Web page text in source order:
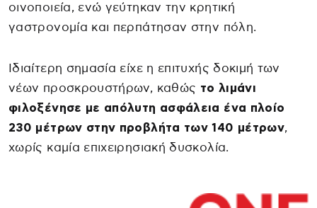
οινοποιεία, ενώ γεύτηκαν την κρητική
γαστρονομία και περπάτησαν στην πόλη.
Ιδιαίτερη σημασία είχε η επιτυχής δοκιμή των
νέων προσκρουστήρων, καθώς το λιμάνι
φιλοξένησε με απόλυτη ασφάλεια ένα πλοίο
230 μέτρων στην προβλήτα των 140 μέτρων,
χωρίς καμία επιχειρησιακή δυσκολία.